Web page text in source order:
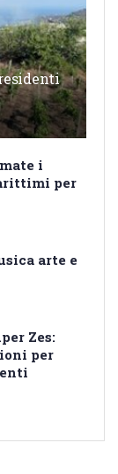
i
per
arte e
Zes:
per